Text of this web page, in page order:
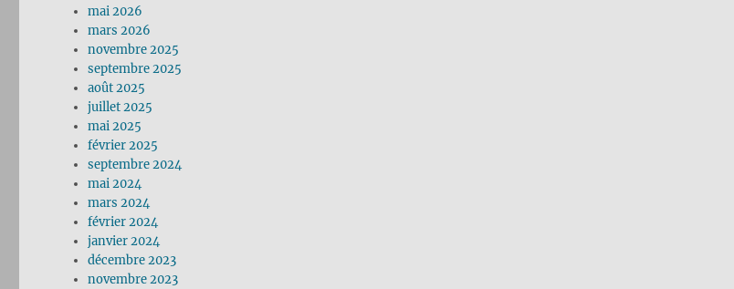
mai 2026
mars 2026
novembre 2025
septembre 2025
août 2025
juillet 2025
mai 2025
février 2025
septembre 2024
mai 2024
mars 2024
février 2024
janvier 2024
décembre 2023
novembre 2023